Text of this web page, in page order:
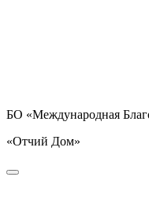
БО «Международная
«Отчий Дом»